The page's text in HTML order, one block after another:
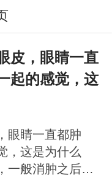
皮，眼睛一直
起的感觉，这
眼睛一直都肿
，这是为什么
般消肿之后，3
会变得越来越